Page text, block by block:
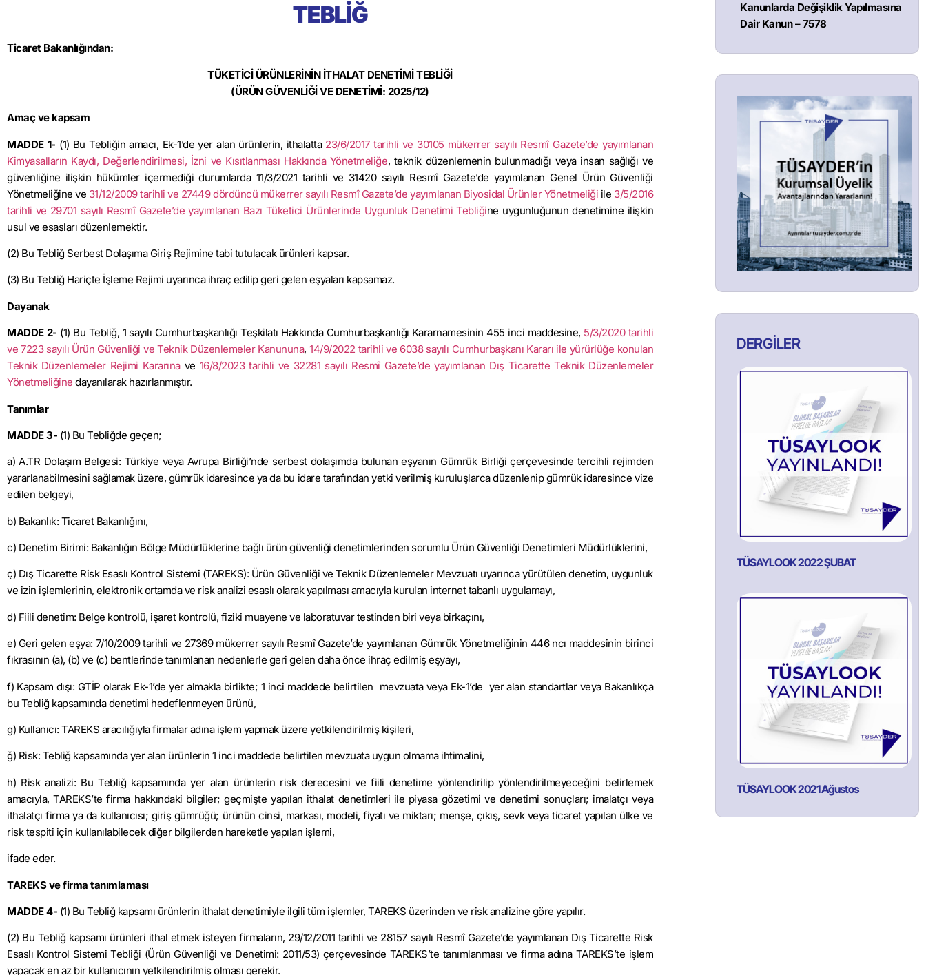
TEBLİĞ
Ticaret Bakanlığından:
TÜKETİCİ ÜRÜNLERİNİN İTHALAT DENETİMİ TEBLİĞİ
(ÜRÜN GÜVENLİĞİ VE DENETİMİ: 2025/12)
Amaç ve kapsam
MADDE 1- (1) Bu Tebliğin amacı, Ek-1’de yer alan ürünlerin, ithalatta 23/6/2017 tarihli ve 30105 mükerrer sayılı Resmî Gazete’de yayımlanan
Kimyasalların Kaydı, Değerlendirilmesi, İzni ve Kısıtlanması Hakkında Yönetmeliğe, teknik düzenlemenin bulunmadığı veya insan sağlığı ve
güvenliğine ilişkin hükümler içermediği durumlarda 11/3/2021 tarihli ve 31420 sayılı Resmî Gazete’de yayımlanan Genel Ürün Güvenliği
Yönetmeliğine ve 31/12/2009 tarihli ve 27449 dördüncü mükerrer sayılı Resmî Gazete’de yayımlanan Biyosidal Ürünler Yönetmeliği ile 3/5/2016
tarihli ve 29701 sayılı Resmî Gazete’de yayımlanan Bazı Tüketici Ürünlerinde Uygunluk Denetimi Tebliğine uygunluğunun denetimine ilişkin
usul ve esasları düzenlemektir.
(2) Bu Tebliğ Serbest Dolaşıma Giriş Rejimine tabi tutulacak ürünleri kapsar.
(3) Bu Tebliğ Hariçte İşleme Rejimi uyarınca ihraç edilip geri gelen eşyaları kapsamaz.
Dayanak
MADDE 2- (1) Bu Tebliğ, 1 sayılı Cumhurbaşkanlığı Teşkilatı Hakkında Cumhurbaşkanlığı Kararnamesinin 455 inci maddesine, 5/3/2020 tarihli
ve 7223 sayılı Ürün Güvenliği ve Teknik Düzenlemeler Kanununa,14/9/2022 tarihli ve 6038 sayılı Cumhurbaşkanı Kararı ile yürürlüğe konulan
Teknik Düzenlemeler Rejimi Kararınave 16/8/2023 tarihli ve 32281 sayılı Resmî Gazete’de yayımlanan Dış Ticarette Teknik Düzenlemeler
Yönetmeliğine dayanılarak hazırlanmıştır.
Tanımlar
MADDE 3- (1) Bu Tebliğde geçen;
a) A.TR Dolaşım Belgesi: Türkiye veya Avrupa Birliği’nde serbest dolaşımda bulunan eşyanın Gümrük Birliği çerçevesinde tercihli rejimden
yararlanabilmesini sağlamak üzere, gümrük idaresince ya da bu idare tarafından yetki verilmiş kuruluşlarca düzenlenip gümrük idaresince vize
edilen belgeyi,
b) Bakanlık: Ticaret Bakanlığını,
c) Denetim Birimi: Bakanlığın Bölge Müdürlüklerine bağlı ürün güvenliği denetimlerinden sorumlu Ürün Güvenliği Denetimleri Müdürlüklerini,
ç) Dış Ticarette Risk Esaslı Kontrol Sistemi (TAREKS): Ürün Güvenliği ve Teknik Düzenlemeler Mevzuatı uyarınca yürütülen denetim, uygunluk
ve izin işlemlerinin, elektronik ortamda ve risk analizi esaslı olarak yapılması amacıyla kurulan internet tabanlı uygulamayı,
d) Fiili denetim: Belge kontrolü, işaret kontrolü, fiziki muayene ve laboratuvar testinden biri veya birkaçını,
e) Geri gelen eşya: 7/10/2009 tarihli ve 27369 mükerrer sayılı Resmî Gazete’de yayımlanan Gümrük Yönetmeliğinin 446 ncı maddesinin birinci
fıkrasının (a), (b) ve (c) bentlerinde tanımlanan nedenlerle geri gelen daha önce ihraç edilmiş eşyayı,
f) Kapsam dışı: GTİP olarak Ek-1’de yer almakla birlikte; 1 inci maddede belirtilen mevzuata veya Ek-1’de yer alan standartlar veya Bakanlıkça
bu Tebliğ kapsamında denetimi hedeflenmeyen ürünü,
g) Kullanıcı: TAREKS aracılığıyla firmalar adına işlem yapmak üzere yetkilendirilmiş kişileri,
ğ) Risk: Tebliğ kapsamında yer alan ürünlerin 1 inci maddede belirtilen mevzuata uygun olmama ihtimalini,
h) Risk analizi: Bu Tebliğ kapsamında yer alan ürünlerin risk derecesini ve fiili denetime yönlendirilip yönlendirilmeyeceğini belirlemek
amacıyla, TAREKS’te firma hakkındaki bilgiler; geçmişte yapılan ithalat denetimleri ile piyasa gözetimi ve denetimi sonuçları; imalatçı veya
ithalatçı firma ya da kullanıcısı; giriş gümrüğü; ürünün cinsi, markası, modeli, fiyatı ve miktarı; menşe, çıkış, sevk veya ticaret yapılan ülke ve
risk tespiti için kullanılabilecek diğer bilgilerden hareketle yapılan işlemi,
ifade eder.
TAREKS ve firma tanımlaması
MADDE 4- (1) Bu Tebliğ kapsamı ürünlerin ithalat denetimiyle ilgili tüm işlemler, TAREKS üzerinden ve risk analizine göre yapılır.
(2) Bu Tebliğ kapsamı ürünleri ithal etmek isteyen firmaların, 29/12/2011 tarihli ve 28157 sayılı Resmî Gazete’de yayımlanan Dış Ticarette Risk
Esaslı Kontrol Sistemi Tebliği (Ürün Güvenliği ve Denetimi: 2011/53) çerçevesinde TAREKS’te tanımlanması ve firma adına TAREKS’te işlem
yapacak en az bir kullanıcının yetkilendirilmiş olması gerekir.
Kanunlarda Değişiklik Yapılmasına
Dair Kanun – 7578
DERGİLER
TÜSAYLOOK 2022 ŞUBAT
TÜSAYLOOK 2021 Ağustos